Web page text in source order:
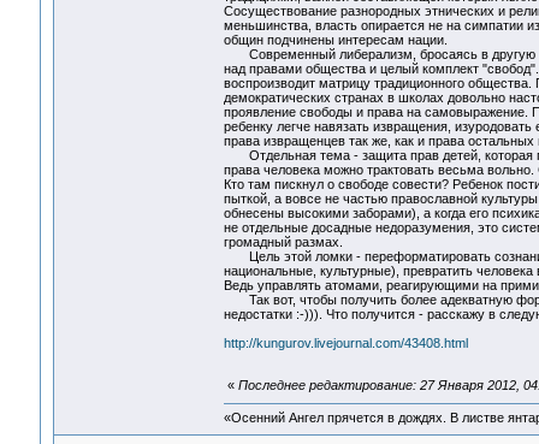
Сосуществование разнородных этнических и
меньшинства, власть опирается не на симпатии
общин подчинены интересам нации.
Современный либерализм, бросаясь в другую
над правами общества и целый комплект
воспроизводит матрицу традиционного
демократических странах в школах довольно
проявление свободы и права на самовыражение.
ребенку легче навязать извращения,
права извращенцев так же, как и права остальных
Отдельная тема - защита прав детей, которая
права человека можно трактовать весьма
Кто там пискнул о свободе совести? Ребенок
пыткой, а вовсе не частью православной
обнесены высокими заборами), а когда его
не отдельные досадные недоразумения, это
громадный размах.
Цель этой ломки - переформатировать
национальные, культурные), превратить
Ведь управлять атомами, реагирующими на
Так вот, чтобы получить более адекватную
недостатки :-))). Что получится - расскажу в
http://kungurov.livejournal.com/43408.html
« Последнее редактирование: 27 Января 2012,
«Осенний Ангел прячется в дождях. В листве